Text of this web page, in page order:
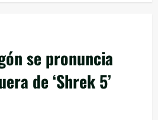
se pronuncia
de ‘Shrek 5’